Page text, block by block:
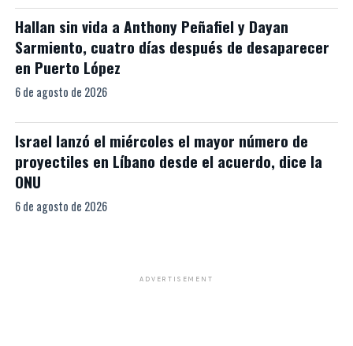
Hallan sin vida a Anthony Peñafiel y Dayan
Sarmiento, cuatro días después de desaparecer
en Puerto López
6 de agosto de 2026
Israel lanzó el miércoles el mayor número de
proyectiles en Líbano desde el acuerdo, dice la
ONU
6 de agosto de 2026
ADVERTISEMENT